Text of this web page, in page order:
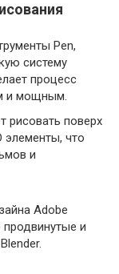
Pen,
систему
процесс
и мощным.
рисовать поверх
элементы, что
и
Adobe
и